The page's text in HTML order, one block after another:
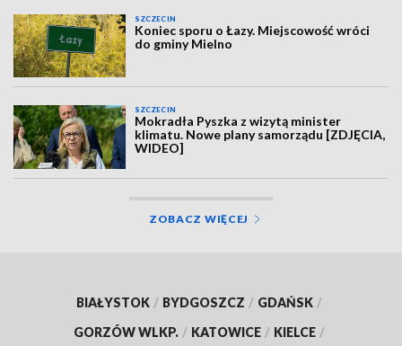
SZCZECIN
Koniec sporu o Łazy. Miejscowość wróci
do gminy Mielno
SZCZECIN
Mokradła Pyszka z wizytą minister
klimatu. Nowe plany samorządu [ZDJĘCIA,
WIDEO]
ZOBACZ WIĘCEJ
BIAŁYSTOK / BYDGOSZCZ / GDAŃSK /
GORZÓW WLKP. / KATOWICE / KIELCE /